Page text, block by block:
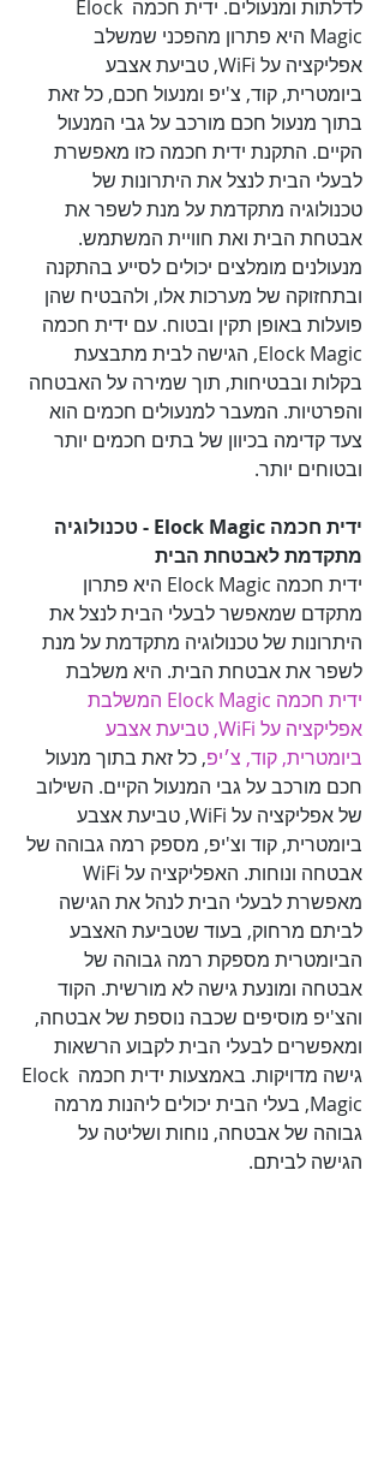
לדלתות ומנעולים. ידית חכמה Elock
Magic היא פתרון מהפכני שמשלב
אפליקציה על WiFi, טביעת אצבע
ביומטרית, קוד, צ'יפ ומנעול חכם, כל זאת
בתוך מנעול חכם מורכב על גבי המנעול
הקיים. התקנת ידית חכמה כזו מאפשרת
לבעלי הבית לנצל את היתרונות של
טכנולוגיה מתקדמת על מנת לשפר את
אבטחת הבית ואת חוויית המשתמש.
מנעולנים מומלצים יכולים לסייע בהתקנה
ובתחזוקה של מערכות אלו, ולהבטיח שהן
פועלות באופן תקין ובטוח. עם ידית חכמה
Elock Magic, הגישה לבית מתבצעת
בקלות ובבטיחות, תוך שמירה על האבטחה
והפרטיות. המעבר למנעולים חכמים הוא
צעד קדימה בכיוון של בתים חכמים יותר
ובטוחים יותר.
ידית חכמה Elock Magic - טכנולוגיה
מתקדמת לאבטחת הבית
ידית חכמה Elock Magic היא פתרון
מתקדם שמאפשר לבעלי הבית לנצל את
היתרונות של טכנולוגיה מתקדמת על מנת
לשפר את אבטחת הבית. היא משלבת
ידית חכמה Elock Magic המשלבת
אפליקציה על WiFi, טביעת אצבע
ביומטרית, קוד, צ׳יפ, כל זאת בתוך מנעול
חכם מורכב על גבי המנעול הקיים. השילוב
של אפליקציה על WiFi, טביעת אצבע
ביומטרית, קוד וצ'יפ, מספק רמה גבוהה של
מאפשרת לבעלי הבית לנהל את הגישה
לביתם מרחוק, בעוד שטביעת האצבע
הביומטרית מספקת רמה גבוהה של
אבטחה ומונעת גישה לא מורשית. הקוד
והצ'יפ מוסיפים שכבה נוספת של אבטחה,
ומאפשרים לבעלי הבית לקבוע הרשאות
גישה מדויקות. באמצעות ידית חכמה Elock
Magic, בעלי הבית יכולים ליהנות מרמה
גבוהה של אבטחה, נוחות ושליטה על
הגישה לביתם.